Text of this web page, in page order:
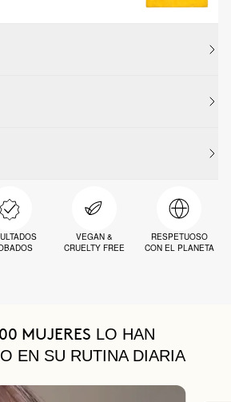
VEGAN &
CRUELTY FREE
RESPETUOSO
CON EL PLANETA
MUJERES LO HAN
EN SU RUTINA DIARIA